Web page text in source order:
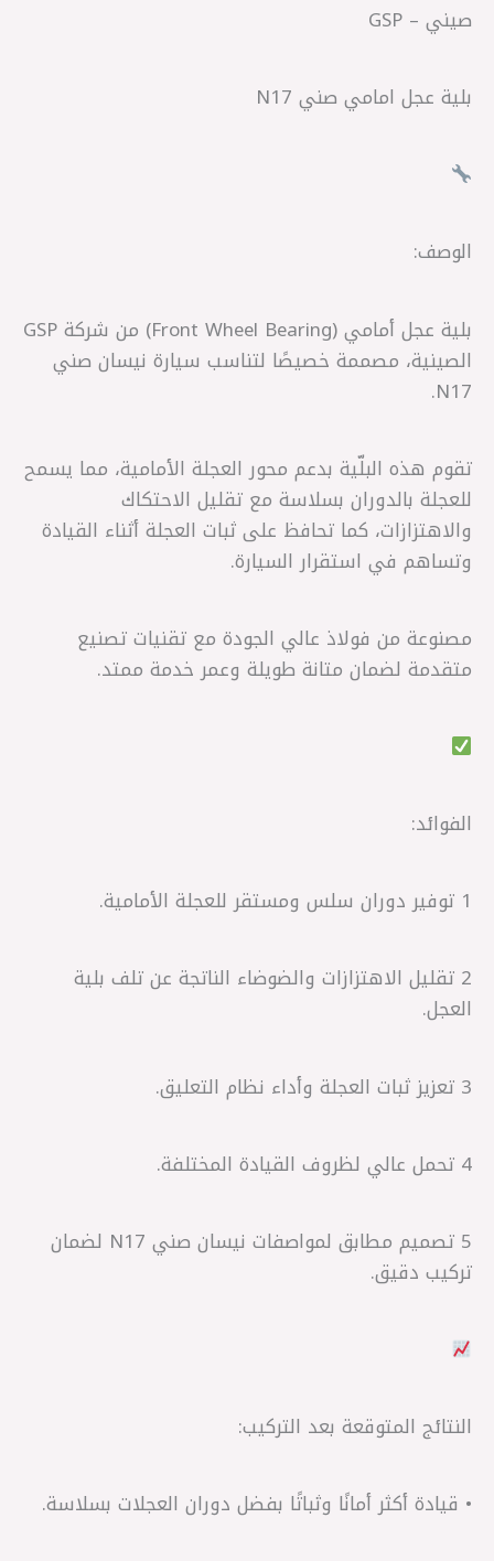
صيني – GSP
بلية عجل امامي صني N17
الوصف:
بلية عجل أمامي (Front Wheel Bearing) من شركة GSP
الصينية، مصممة خصيصًا لتناسب سيارة نيسان صني
N17.
تقوم هذه البلّية بدعم محور العجلة الأمامية، مما يسمح
للعجلة بالدوران بسلاسة مع تقليل الاحتكاك
والاهتزازات، كما تحافظ على ثبات العجلة أثناء القيادة
وتساهم في استقرار السيارة.
مصنوعة من فولاذ عالي الجودة مع تقنيات تصنيع
متقدمة لضمان متانة طويلة وعمر خدمة ممتد.
الفوائد:
1 توفير دوران سلس ومستقر للعجلة الأمامية.
2 تقليل الاهتزازات والضوضاء الناتجة عن تلف بلية
العجل.
3 تعزيز ثبات العجلة وأداء نظام التعليق.
4 تحمل عالي لظروف القيادة المختلفة.
5 تصميم مطابق لمواصفات نيسان صني N17 لضمان
تركيب دقيق.
النتائج المتوقعة بعد التركيب:
• قيادة أكثر أمانًا وثباتًا بفضل دوران العجلات بسلاسة.